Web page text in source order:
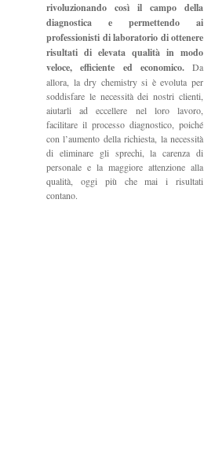
rivoluzionando così il campo della
diagnostica e permettendo ai
professionisti di laboratorio di ottenere
risultati di elevata qualità in modo
veloce, efficiente ed economico.Da
allora, la dry chemistry si è evoluta per
soddisfare le necessità dei nostri clienti,
aiutarli ad eccellere nel loro lavoro,
facilitare il processo diagnostico, poiché
con l’aumento della richiesta, la necessità
di eliminare gli sprechi, la carenza di
personale e la maggiore attenzione alla
qualità, oggi più che mai i risultati
contano.